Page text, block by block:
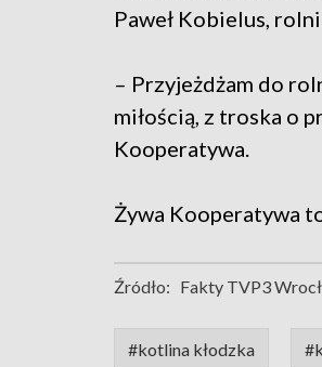
Paweł Kobielus,
– Przyjeżdżam do
miłością, z troska o
Kooperatywa.
Żywa Kooperatywa
Źródło: Fakty TVP3
#kotlina kłodzka